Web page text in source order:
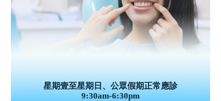
星期壹至星期日、公眾假期正常應診
9:30am-6:30pm